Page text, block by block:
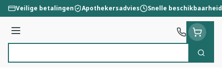
Ga naar de inhoud
Veilige betalingen Apothekersadvies Snelle beschikbaarheid
Menu
Zoek